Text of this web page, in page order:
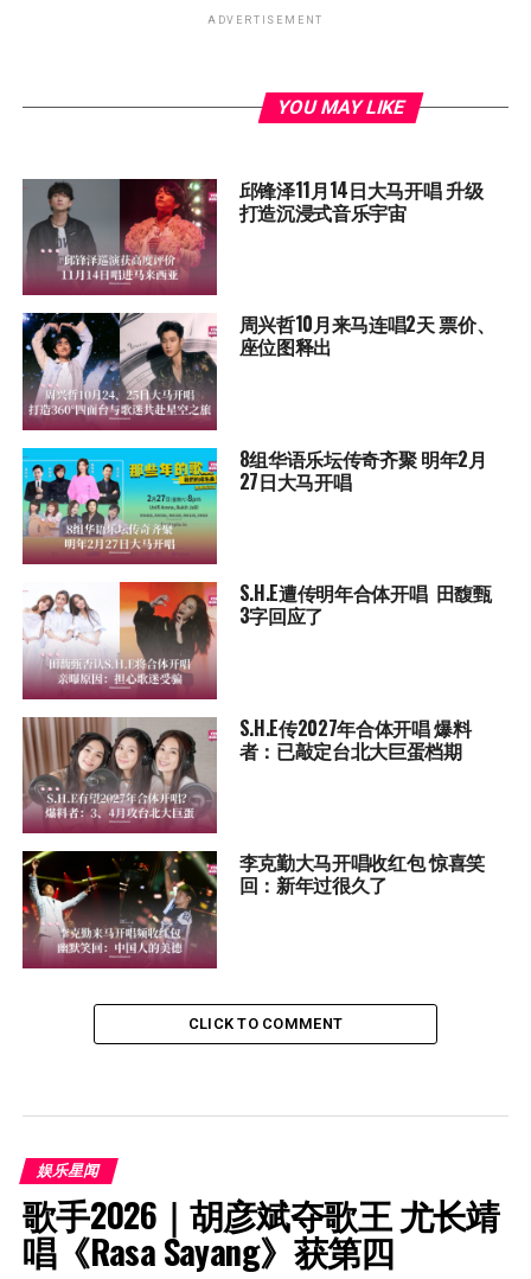
ADVERTISEMENT
YOU MAY LIKE
邱锋泽11月14日大马开唱 升级
打造沉浸式音乐宇宙
周兴哲10月来马连唱2天 票价、
座位图释出
8组华语乐坛传奇⻬聚 明年2月
27日大马开唱
S.H.E遭传明年合体开唱 田馥甄
3字回应了
S.H.E传2027年合体开唱 爆料
者：已敲定台北大巨蛋档期
李克勤大马开唱收红包 惊喜笑
回：新年过很久了
CLICK TO COMMENT
娱乐星闻
歌手2026｜胡彦斌夺歌王 尤长靖
唱《Rasa Sayang》获第四